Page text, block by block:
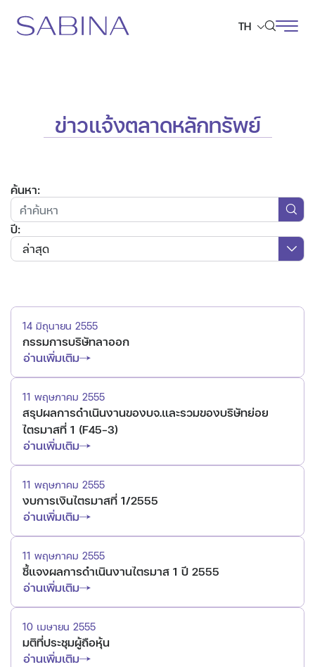
TH
ข่าวแจ้งตลาดหลักทรัพย์
ค้นหา:
ปี:
ล่าสุด
14 มิถุนายน 2555
กรรมการบริษัทลาออก
อ่านเพิ่มเติม
11 พฤษภาคม 2555
สรุปผลการดำเนินงานของบจ.และรวมของบริษัทย่อย
ไตรมาสที่ 1 (F45-3)
อ่านเพิ่มเติม
11 พฤษภาคม 2555
งบการเงินไตรมาสที่ 1/2555
อ่านเพิ่มเติม
11 พฤษภาคม 2555
ชี้แจงผลการดำเนินงานไตรมาส 1 ปี 2555
อ่านเพิ่มเติม
10 เมษายน 2555
มติที่ประชุมผู้ถือหุ้น
อ่านเพิ่มเติม